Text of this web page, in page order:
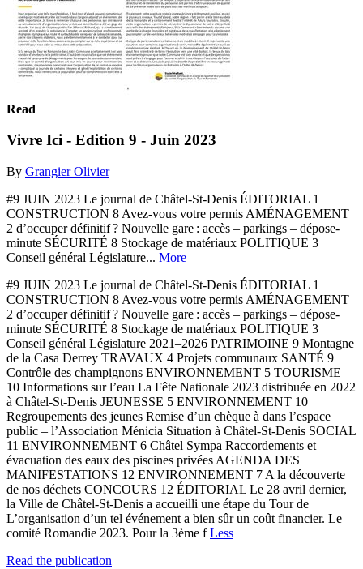
Read
Vivre Ici - Edition 9 - Juin 2023
By Grangier Olivier
#9 JUIN 2023 Le journal de Châtel-St-Denis ÉDITORIAL 1
CONSTRUCTION 8 Avez-vous votre permis AMÉNAGEMENT
2 d’occuper définitif ? Nouvelle gare : accès – parkings – dépose-
minute SÉCURITÉ 8 Stockage de matériaux POLITIQUE 3
Conseil général Législature... More
#9 JUIN 2023 Le journal de Châtel-St-Denis ÉDITORIAL 1
CONSTRUCTION 8 Avez-vous votre permis AMÉNAGEMENT
2 d’occuper définitif ? Nouvelle gare : accès – parkings – dépose-
minute SÉCURITÉ 8 Stockage de matériaux POLITIQUE 3
Conseil général Législature 2021–2026 PATRIMOINE 9 Montagne
de la Casa Derrey TRAVAUX 4 Projets communaux SANTÉ 9
Contrôle des champignons ENVIRONNEMENT 5 TOURISME
10 Informations sur l’eau La Fête Nationale 2023 distribuée en 2022
à Châtel-St-Denis JEUNESSE 5 ENVIRONNEMENT 10
Regroupements des jeunes Remise d’un chèque à dans l’espace
public – l’Association Ménicia Situation à Châtel-St-Denis SOCIAL
11 ENVIRONNEMENT 6 Châtel Sympa Raccordements et
évacuation des eaux des piscines privées AGENDA DES
MANIFESTATIONS 12 ENVIRONNEMENT 7 A la découverte
de nos déchets CONCOURS 12 ÉDITORIAL Le 28 avril dernier,
la Ville de Châtel-St-Denis a accueilli une étape du Tour de
L’organisation d’un tel événement a bien sûr un coût financier. Le
comité Romandie 2023. Pour la 3ème fLess
Read the publication